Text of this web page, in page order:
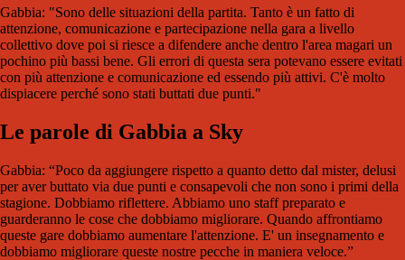
Gabbia: "Sono delle situazioni della partita. Tanto è un fatto di
attenzione, comunicazione e partecipazione nella gara a livello
collettivo dove poi si riesce a difendere anche dentro l'area magari un
pochino più bassi bene. Gli errori di questa sera potevano essere evitati
con più attenzione e comunicazione ed essendo più attivi. C'è molto
dispiacere perché sono stati buttati due punti."
Le parole di Gabbia a Sky
Gabbia: “Poco da aggiungere rispetto a quanto detto dal mister, delusi
per aver buttato via due punti e consapevoli che non sono i primi della
stagione. Dobbiamo riflettere. Abbiamo uno staff preparato e
guarderanno le cose che dobbiamo migliorare. Quando affrontiamo
queste gare dobbiamo aumentare l'attenzione. E' un insegnamento e
dobbiamo migliorare queste nostre pecche in maniera veloce.”